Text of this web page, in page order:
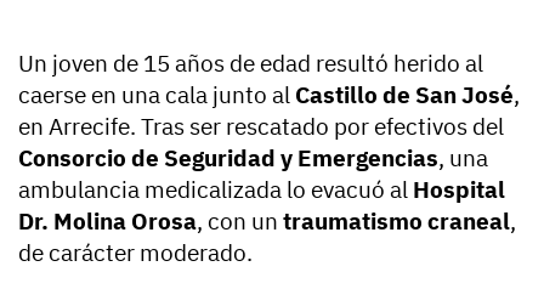
Un joven de 15 años de edad resultó herido al
caerse en una cala junto al Castillo de San José,
en Arrecife. Tras ser rescatado por efectivos del
Consorcio de Seguridad y Emergencias, una
ambulancia medicalizada lo evacuó al Hospital
Dr. Molina Orosa, con un traumatismo craneal,
de carácter moderado.